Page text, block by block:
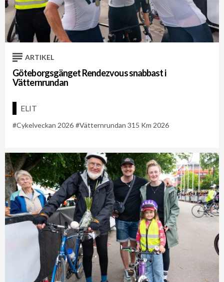
ARTIKEL
Göteborgsgänget Rendezvous snabbast i
Vätternrundan
ELIT
Cykelveckan 2026 Vätternrundan 315 Km 2026